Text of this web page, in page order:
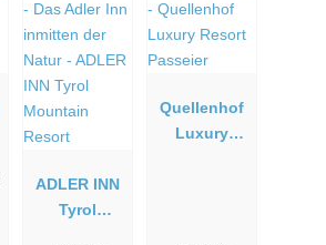
ADLER INN
Tyrol
Quellenhof
Luxury